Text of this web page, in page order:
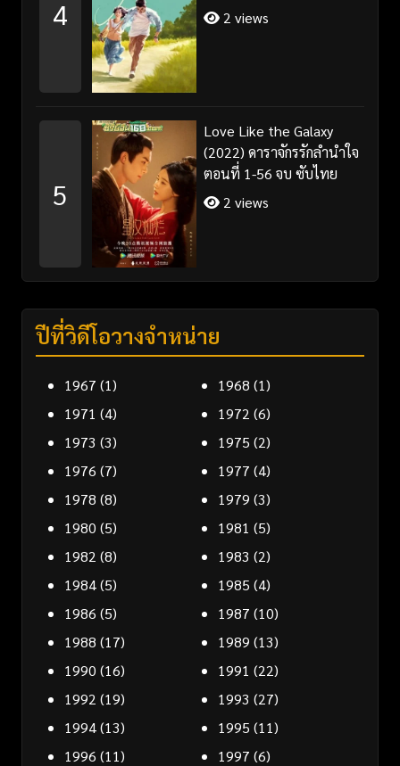
4 2 views
5
Love Like the Galaxy
(2022) ดาราจักรรักลำนำใจ
ตอนที่ 1-56 จบ ซับไทย
2 views
ปีที่วิดีโอวางจำหน่าย
1967 (1) 1968 (1)
1971 (4) 1972 (6)
1973 (3) 1975 (2)
1976 (7) 1977 (4)
1978 (8) 1979 (3)
1980 (5) 1981 (5)
1982 (8) 1983 (2)
1984(5) 1985 (4)
1986 (5) 1987 (10)
1988 (17) 1989 (13)
1990 (16) 1991 (22)
1992 (19) 1993 (27)
1994(13) 1995 (11)
1996 (11) 1997 (6)